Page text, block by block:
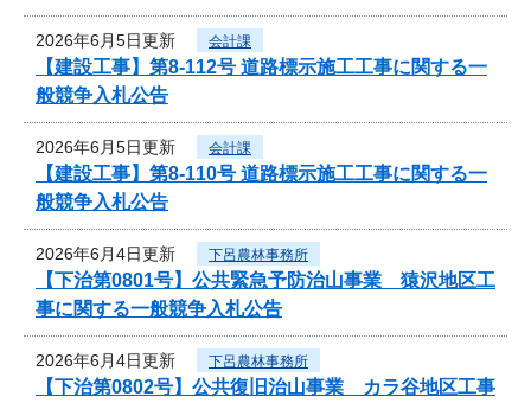
2026年6月5日更新 会計課
【建設工事】第8-112号 道路標示施工工事に関する一
般競争入札公告
2026年6月5日更新 会計課
【建設工事】第8-110号 道路標示施工工事に関する一
般競争入札公告
2026年6月4日更新 下呂農林事務所
【下治第0801号】公共緊急予防治山事業 猿沢地区工
事に関する一般競争入札公告
2026年6月4日更新 下呂農林事務所
【下治第0802号】公共復旧治山事業 カラ谷地区工事